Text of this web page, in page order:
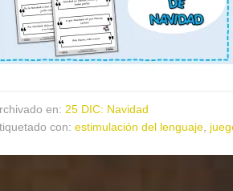
en: 25 DIC: Navidad
con: estimulación del lenguaje